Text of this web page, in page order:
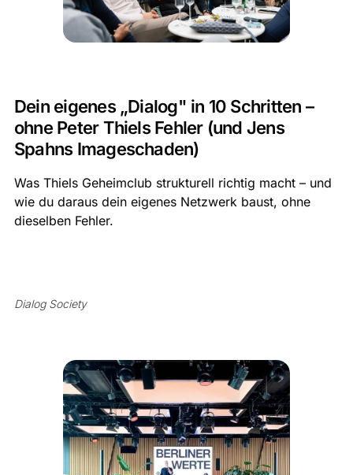
Dein eigenes „Dialog" in 10 Schritten –
ohne Peter Thiels Fehler (und Jens
Spahns Imageschaden)
Was Thiels Geheimclub strukturell richtig macht – und
wie du daraus dein eigenes Netzwerk baust, ohne
dieselben Fehler.
Dialog Society